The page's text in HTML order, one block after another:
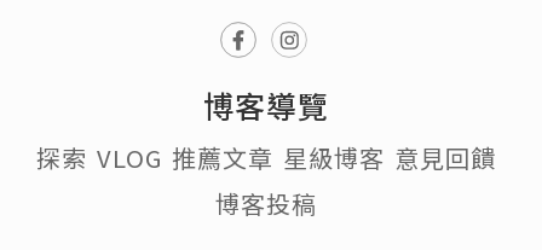
博客導覽
探索 VLOG 推薦文章 星級博客 意見回饋
博客投稿